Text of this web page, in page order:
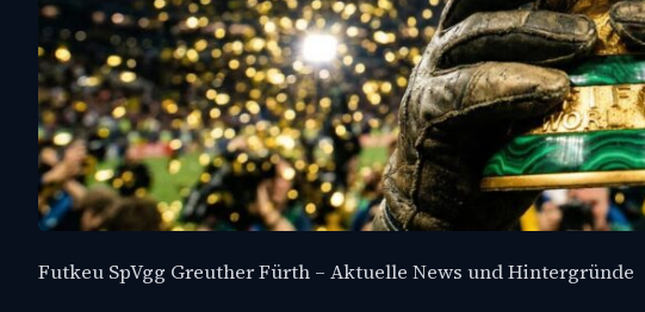
Futkeu SpVgg Greuther Fürth – Aktuelle News und Hintergründe